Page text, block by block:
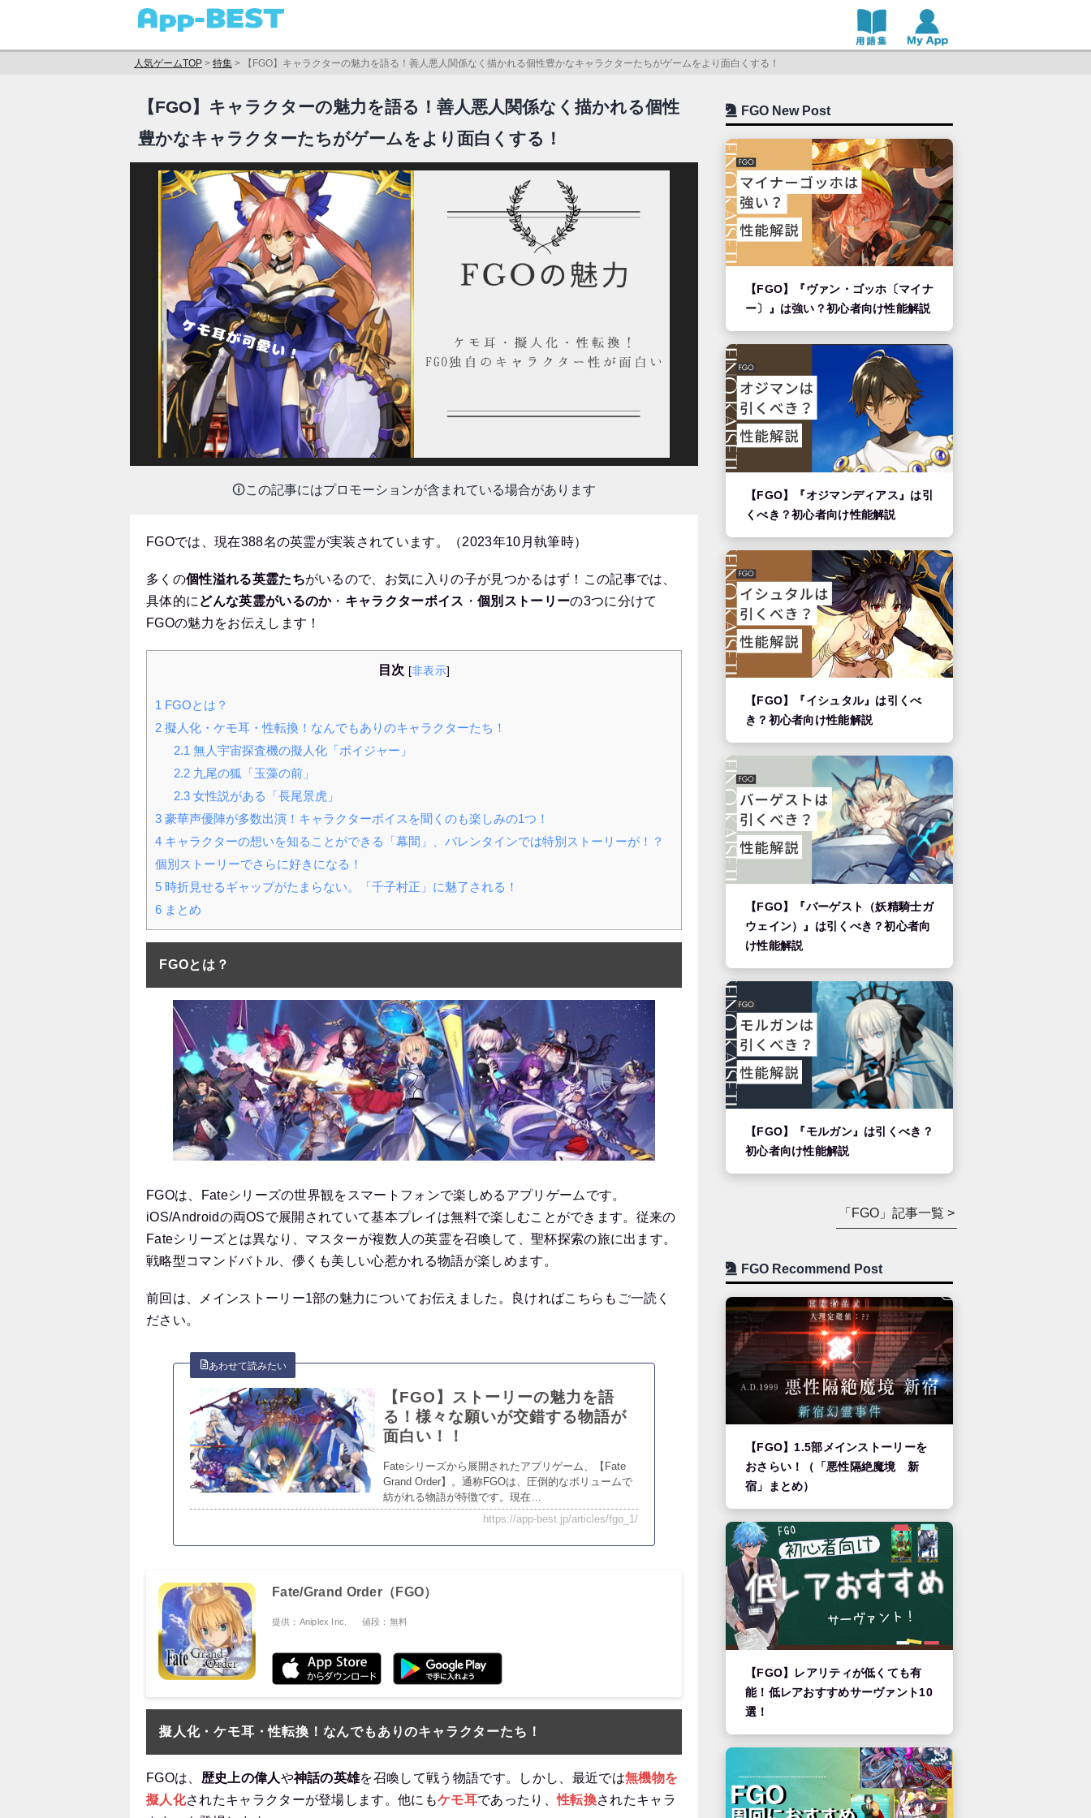
人気ゲームTOP > 特集 > 【FGO】キャラクターの魅力を語る！善人悪人関係なく描かれる個性豊かなキャラクターたちがゲームをより面白くする！
【FGO】キャラクターの魅力を語る！善人悪人関係なく描かれる個性
豊かなキャラクターたちがゲームをより面白くする！
🛈この記事にはプロモーションが含まれている場合があります
FGOでは、現在388名の英霊が実装されています。（2023年10月執筆時）
多くの個性溢れる英霊たちがいるので、お気に入りの子が見つかるはず！この記事では、
具体的にどんな英霊がいるのか・ キャラクターボイス ・個別ストーリーの3つに分けて
FGOの魅力をお伝えします！
目次 [非表示]
1 FGOとは？
2 擬人化・ケモ耳・性転換！なんでもありのキャラクターたち！
2.1 無人宇宙探査機の擬人化「ボイジャー」
2.2九尾の狐「玉藻の前」
2.3女性説がある「長尾景虎」
3 豪華声優陣が多数出演！キャラクターボイスを聞くのも楽しみの1つ！
4 キャラクターの想いを知ることができる「幕間」、バレンタインでは特別ストーリーが！？
個別ストーリーでさらに好きになる！
5 時折見せるギャップがたまらない。「千子村正」に魅了される！
6 まとめ
FGOとは？
FGOは、Fateシリーズの世界観をスマートフォンで楽しめるアプリゲームです。
iOS/Androidの両OSで展開されていて基本プレイは無料で楽しむことができます。従来の
Fateシリーズとは異なり、マスターが複数人の英霊を召喚して、聖杯探索の旅に出ます。
戦略型コマンドバトル、儚くも美しい心惹かれる物語が楽しめます。
前回は、メインストーリー1部の魅力についてお伝えました。良ければこちらもご一読く
ださい。
【FGO】ストーリーの魅力を語
る！様々な願いが交錯する物語が
面白い！！
Fateシリーズから展開されたアプリゲーム、【Fate
Grand Order】。通称FGOは、圧倒的なボリュームで
紡がれる物語が特徴です。現在…
https://app-best.jp/articles/fgo_1/
Fate/Grand Order（FGO）
提供：Aniplex Inc. 値段：無料
擬人化・ケモ耳・性転換！なんでもありのキャラクターたち！
FGOは、 歴史上の偉人や神話の英雄を召喚して戦う物語です。しかし、最近では無機物を
擬人化されたキャラクターが登場します。他にもケモ耳であったり、性転換されたキャラ
FGO New Post
【FGO】『ヴァン・ゴッホ〔マイナ
ー〕』は強い？初心者向け性能解説
【FGO】『オジマンディアス』は引
くべき？初心者向け性能解説
【FGO】『イシュタル』は引くべ
き？初心者向け性能解説
【FGO】『バーゲスト（妖精騎士ガ
ウェイン）』は引くべき？初心者向
け性能解説
【FGO】『モルガン』は引くべき？
初心者向け性能解説
「FGO」記事一覧 >
FGO Recommend Post
【FGO】1.5部メインストーリーを
おさらい！（「悪性隔絶魔境 新
宿」まとめ）
【FGO】レアリティが低くても有
能！低レアおすすめサーヴァント10
選！